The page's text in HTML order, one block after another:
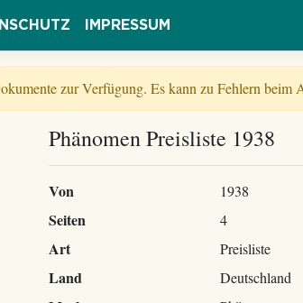
IMPRESSUM
zur Verfügung. Es kann zu Fehlern beim
Phänomen Preisliste 1938
Von 1938
Seiten 4
Art Preisliste
Land Deutschland